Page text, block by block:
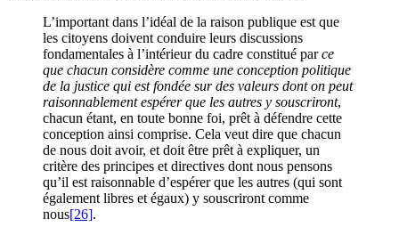
L’important dans l’idéal de la raison publique est que
les citoyens doivent conduire leurs discussions
fondamentales à l’intérieur du cadre constitué parce
que chacun considère comme une conception politique
de la justice qui est fondée sur des valeurs dont on peut
raisonnablement espérer que les autres y souscriront,
chacun étant, en toute bonne foi, prêt à défendre cette
conception ainsi comprise. Cela veut dire que chacun
de nous doit avoir, et doit être prêt à expliquer, un
critère des principes et directives dont nous pensons
qu’il est raisonnable d’espérer que les autres (qui sont
également libres et égaux) y souscriront comme
nous[26].